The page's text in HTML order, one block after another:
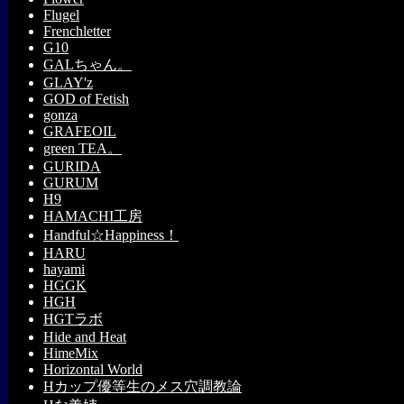
Flugel
Frenchletter
G10
GALちゃん。
GLAY'z
GOD of Fetish
gonza
GRAFEOIL
green TEA。
GURIDA
GURUM
H9
HAMACHI工房
Handful☆Happiness！
HARU
hayami
HGGK
HGH
HGTラボ
Hide and Heat
HimeMix
Horizontal World
Hカップ優等生のメス穴調教論